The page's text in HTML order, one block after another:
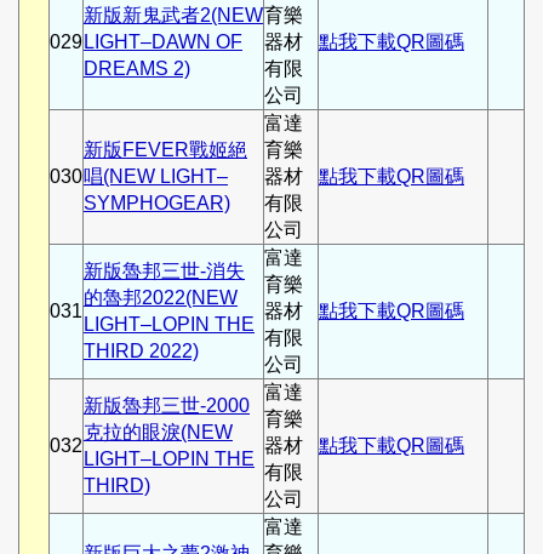
029
新版新鬼武者2(NEW
LIGHT–DAWN OF
DREAMS 2)
育樂
器材
有限
公司
點我下載QR圖碼
030
新版FEVER戰姬絕
唱(NEW LIGHT–
SYMPHOGEAR)
富達
育樂
器材
有限
公司
點我下載QR圖碼
031
新版魯邦三世-消失
的魯邦2022(NEW
LIGHT–LOPIN THE
THIRD 2022)
富達
育樂
器材
有限
公司
點我下載QR圖碼
032
新版魯邦三世-2000
克拉的眼淚(NEW
LIGHT–LOPIN THE
THIRD)
富達
育樂
器材
有限
公司
點我下載QR圖碼
富達